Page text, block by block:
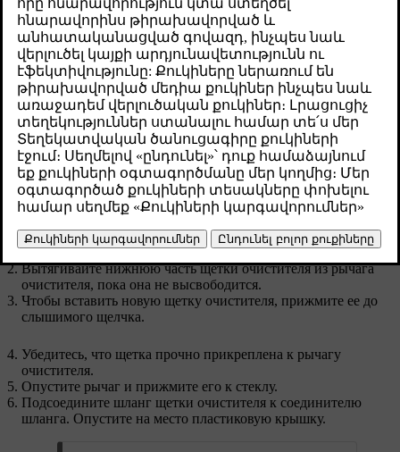
Թարմացված 16.04.2025
Возьмитесь за рычаг очистителя посредине, приподнимите
его и отведите от заднего стекла. На полпути вы можете
почувствовать некоторое сопротивление — это положение
блокировки. Нужно вытянуть рычаг очистителя из
положения блокировки, чтобы он не упал на стекло.
Вытягивайте нижнюю часть щетки очистителя из рычага
очистителя, пока она не высвободится.
Чтобы вставить новую щетку очистителя, прижмите ее до
слышимого щелчка.
Убедитесь, что щетка прочно прикреплена к рычагу
очистителя.​
Опустите рычаг и прижмите его к стеклу.
Подсоедините шланг щетки очистителя к соединителю
шланга. Опустите на место пластиковую крышку.